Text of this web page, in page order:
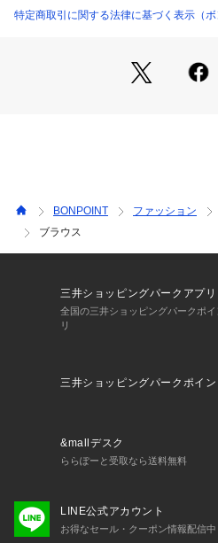
特定商取引に関する法律に基づく表示（ボ
BONPOINT ファッション
ブラウス
三井ショッピングパークアプリ
全国の三井ショッピングパークポ
リ
三井ショッピングパークポイン
&mallデスク
ららぽーと受取なら送料無料
LINE公式アカウント
お得なセール・クーポン情報配信中